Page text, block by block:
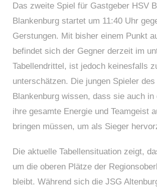
Das zweite Spiel für Gastgeber HSV
Blankenburg startet um 11:40 Uhr
Gerstungen. Mit bisher einem Punkt
befindet sich der Gegner derzeit im
Tabellendrittel, ist jedoch keinesfalls
unterschätzen. Die jungen Spieler
Blankenburg wissen, dass sie auch in
ihre gesamte Energie und Teamgeist
bringen müssen, um als Sieger
Die aktuelle Tabellensituation zeigt,
um die oberen Plätze der
bleibt. Während sich die JSG